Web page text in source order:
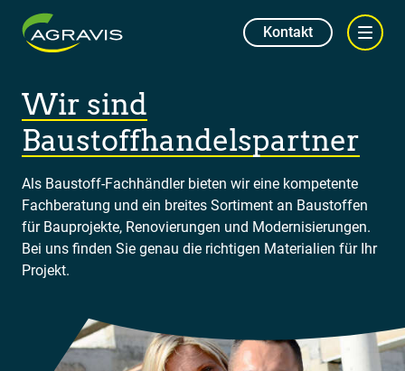
Kontakt
Wir sind
Baustoffhandelspartner
Als Baustoff-Fachhändler bieten wir eine kompetente
Fachberatung und ein breites Sortiment an Baustoffen
für Bauprojekte, Renovierungen und Modernisierungen.
Bei uns finden Sie genau die richtigen Materialien für Ihr
Projekt.